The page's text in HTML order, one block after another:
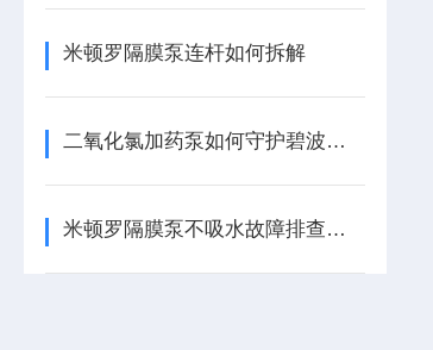
米顿罗隔膜泵连杆如何拆解
二氧化氯加药泵如何守护碧波安全
米顿罗隔膜泵不吸水故障排查与解决方案